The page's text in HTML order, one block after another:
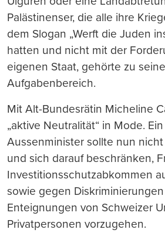
Palästinenser, die alle ihre
dem Slogan „Werft die Juden
hatten und nicht mit der
eigenen Staat, gehörte zu
Aufgabenbereich.
Mit Alt-Bundesrätin Micheline
„aktive Neutralität“ in Mode.
Aussenminister sollte nun
und sich darauf beschränken,
Investitionsschutzabkommen
sowie gegen
Enteignungen von Schweizer
Privatpersonen vorzugehen.